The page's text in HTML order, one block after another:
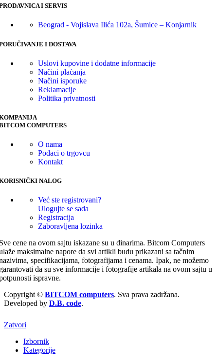
I SERVIS
Beograd - Vojislava Ilića 102a, Šumice – Konjarnik
I DOSTAVA
Uslovi kupovine i dodatne informacije
Načini plaćanja
Načini isporuke
Reklamacije
Politika privatnosti
COMPUTERS
O nama
Podaci o trgovcu
Kontakt
NALOG
Već ste registrovani?
Ulogujte se sada
Registracija
Zaboravljena lozinka
cene na ovom sajtu iskazane su u dinarima. Bitcom Computers
maksimalne napore da svi artikli budu prikazani sa tačnim
specifikacijama, fotografijama i cenama. Ipak, ne možemo
da su sve informacije i fotografije artikala na ovom sajtu u
ispravne.
Copyright © BITCOM computers. Sva prava zadržana.
Developed by D.B. code.
Zatvori
Izbornik
Kategorije